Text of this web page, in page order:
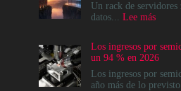
Un rack de
datos... Lee más:
del
Data
Center
no
Los ingresos por
un 94 % en 2026
Los ingresos por
año más de lo